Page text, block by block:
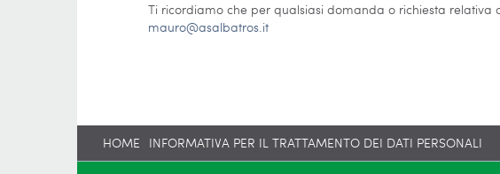
Ti ricordiamo che per qualsiasi domanda o richiesta relativa
mauro@asalbatros.it
HOME INFORMATIVA PER IL TRATTAMENTO DEI DATI PERSONALI